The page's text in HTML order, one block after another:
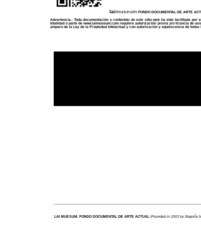
laimuseum FONDO DOCUMENTAL DE ARTE
Advertencia.- Toda documentación y contenido deeste sitio web ha sido facilitada por
totalidad o parte dewww.laimuseum.com requiere autorización previa y/o licencia de
amparo de la Ley de la Propiedad Intelectual y con autorización y aquiescencia de
LAI MUESUM. FONDO DOCUMENTAL DE ARTE ACTUAL (Founded in 2003 by Begoña